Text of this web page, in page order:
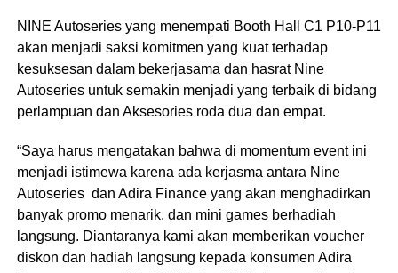
NINE Autoseries yang menempati Booth Hall C1 P10-P11
akan menjadi saksi komitmen yang kuat terhadap
kesuksesan dalam bekerjasama dan hasrat Nine
Autoseries untuk semakin menjadi yang terbaik di bidang
perlampuan dan Aksesories roda dua dan empat.
“Saya harus mengatakan bahwa di momentum event ini
menjadi istimewa karena ada kerjasma antara Nine
Autoseries dan Adira Finance yang akan menghadirkan
banyak promo menarik, dan mini games berhadiah
langsung. Diantaranya kami akan memberikan voucher
diskon dan hadiah langsung kepada konsumen Adira